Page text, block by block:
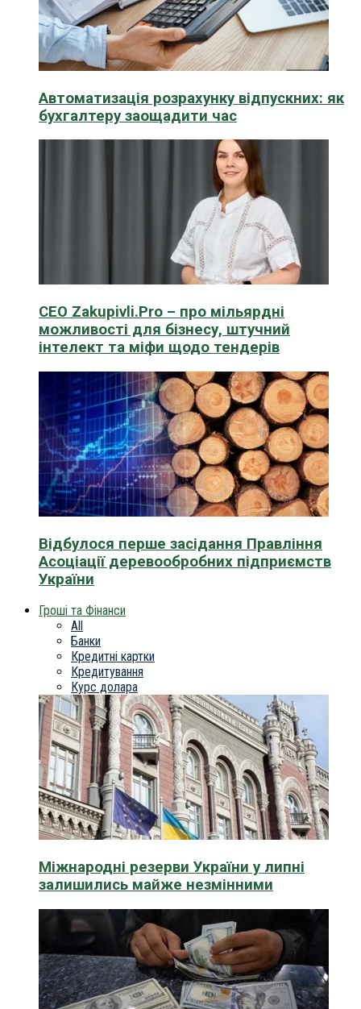
Автоматизація розрахунку відпускних: як
бухгалтеру заощадити час
CEO Zakupivli.Pro – про мільярдні
можливості для бізнесу, штучний
інтелект та міфи щодо тендерів
Відбулося перше засідання Правління
Асоціації деревообробних підприємств
України
Гроші та Фінанси
All
Банки
Кредитні картки
Кредитування
Курс долара
Міжнародні резерви України у липні
залишились майже незмінними